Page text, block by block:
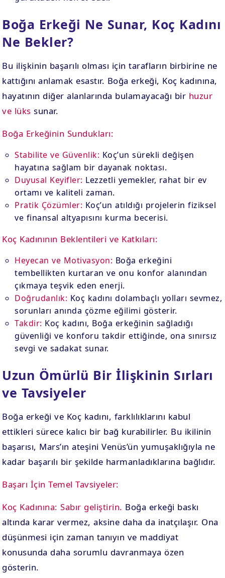
Boğa Erkeği Ne Sunar, Koç Kadını
Ne Bekler?
Bu ilişkinin başarılı olması için tarafların birbirine ne
kattığını anlamak esastır. Boğa erkeği, Koç kadınına,
hayatının diğer alanlarında bulamayacağı bir huzur
ve lüks sunar.
Boğa Erkeğinin Sundukları:
Stabilite ve Güvenlik: Koç’un sürekli değişen
hayatına sağlam bir dayanak noktası.
Duyusal Keyifler: Lezzetli yemekler, rahat bir ev
ortamı ve kaliteli zaman.
Pratik Çözümler: Koç’un atıldığı projelerin fiziksel
ve finansal altyapısını kurma becerisi.
Koç Kadınının Beklentileri ve Katkıları:
Heyecan ve Motivasyon: Boğa erkeğini
tembellikten kurtaran ve onu konfor alanından
çıkmaya teşvik eden enerji.
Doğrudanlık: Koç kadını dolambaçlı yolları sevmez,
sorunları anında çözme eğilimi gösterir.
Takdir: Koç kadını, Boğa erkeğinin sağladığı
güvenliği ve konforu takdir ettiğinde, ona sınırsız
sevgi ve sadakat sunar.
Uzun Ömürlü Bir İlişkinin Sırları
ve Tavsiyeler
Boğa erkeği ve Koç kadını, farklılıklarını kabul
ettikleri sürece kalıcı bir bağ kurabilirler. Bu ikilinin
başarısı, Mars’ın ateşini Venüs’ün yumuşaklığıyla ne
kadar başarılı bir şekilde harmanladıklarına bağlıdır.
Başarı İçin Temel Tavsiyeler:
Koç Kadınına: Sabır geliştirin. Boğa erkeği baskı
altında karar vermez, aksine daha da inatçılaşır. Ona
düşünmesi için zaman tanıyın ve maddiyat
konusunda daha sorumlu davranmaya özen
gösterin.